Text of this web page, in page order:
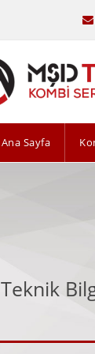
Ana Sayfa
Teknik